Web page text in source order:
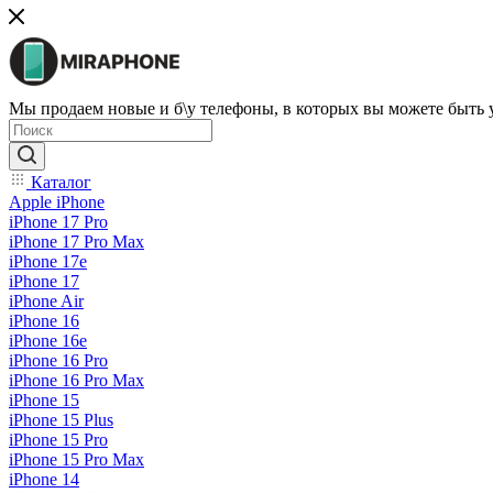
Мы продаем новые и б\у телефоны, в которых вы можете быть
Каталог
Apple iPhone
iPhone 17 Pro
iPhone 17 Pro Max
iPhone 17e
iPhone 17
iPhone Air
iPhone 16
iPhone 16e
iPhone 16 Pro
iPhone 16 Pro Max
iPhone 15
iPhone 15 Plus
iPhone 15 Pro
iPhone 15 Pro Max
iPhone 14